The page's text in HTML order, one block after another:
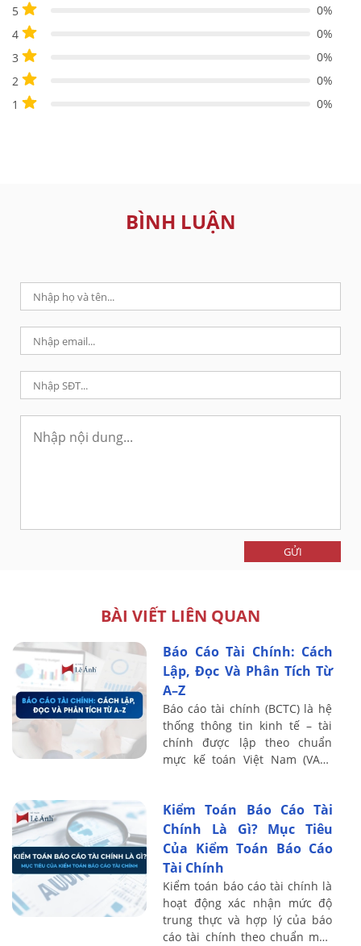
5
0%
4
0%
3
0%
2
0%
1
0%
BÌNH LUẬN
GỬI
BÀI VIẾT LIÊN QUAN
Báo Cáo Tài Chính: Cách
Lập, Đọc Và Phân Tích Từ
A–Z
Báo cáo tài chính (BCTC) là hệ
thống thông tin kinh tế – tài
chính được lập theo chuẩn
mực kế toán Việt Nam (VAS),
và dòng ...
Kiểm Toán Báo Cáo Tài
Chính Là Gì? Mục Tiêu
Của Kiểm Toán Báo Cáo
Tài Chính
Kiểm toán báo cáo tài chính là
hoạt động xác nhận mức độ
trung thực và hợp lý của báo
cáo tài chính theo chuẩn mực